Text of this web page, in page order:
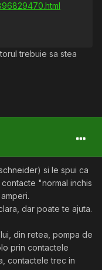
trebuie sa stea
si le spui ca
"normal inchis
dar poate te ajuta.
din retea, pompa de
prin contactele
contactele trec in